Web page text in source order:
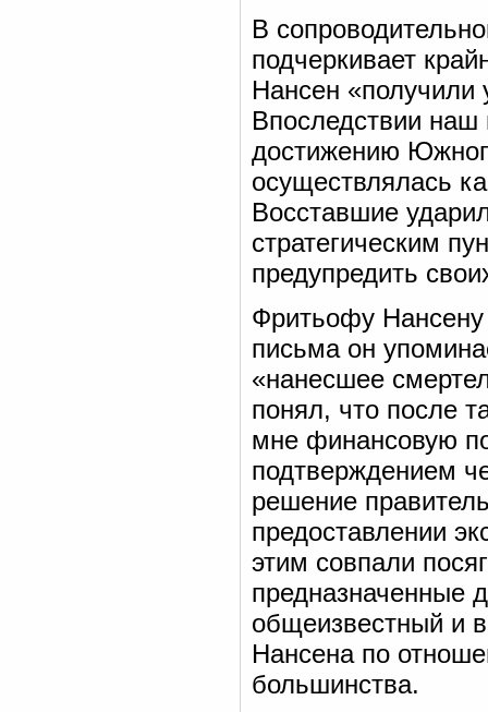
В
подчеркивает
Нансен
Впоследствии наш
достижению
осуществлялась
Восставшие
стратегическим
предупредить
Фритьофу
письма он
«нанесшее
понял, что после
мне финансовую
подтверждением
решение
предоставлении
этим совпали
предназначенные
общеизвестный и
Нансена по
большинства.